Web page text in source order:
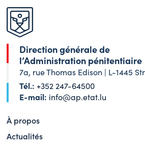
Direction générale de
l’Administration pénitentiaire
7a, rue Thomas Edison | L-1445
Tél.: +352 247-64500
E-mail: info@ap.etat.lu
À propos
Actualités